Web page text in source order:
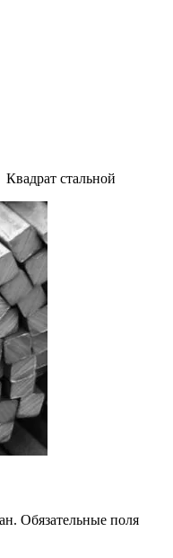
стальной
Обязательные поля